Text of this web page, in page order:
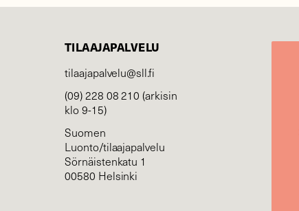
TILAAJAPALVELU
tilaajapalvelu@sll.fi
(09) 228 08 210 (arkisin
klo 9-15)
Suomen
Luonto/tilaajapalvelu
Sörnäistenkatu 1
00580 Helsinki